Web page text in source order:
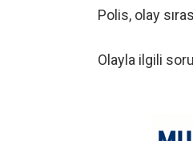
Polis, olay
Olayla ilgili